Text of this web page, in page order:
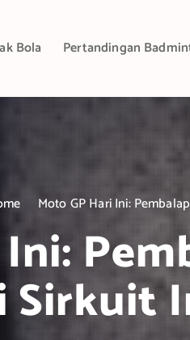
Bola Pertandingan
Moto GP Hari Ini:
Sirkuit